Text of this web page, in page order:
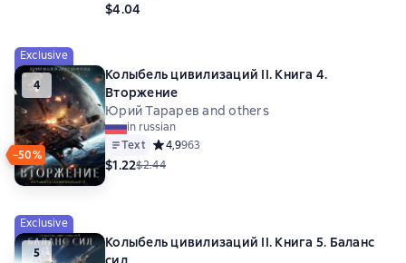
$4.04
Exclusive
4
−50%
Колыбель цивилизаций II. Книга 4.
Вторжение
Юрий Тарарев and others
in russian
Text Средний рейтинг 4,9 на основе 963 оценок
4,9963
$1.22$2.44
Exclusive
5
Колыбель цивилизаций II. Книга 5. Баланс